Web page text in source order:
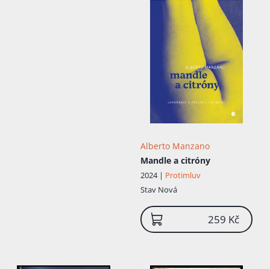
Alberto Manzano
Mandle a citróny
2024 | Protimluv
Stav Nová
259 Kč
Přidáno do košíku!